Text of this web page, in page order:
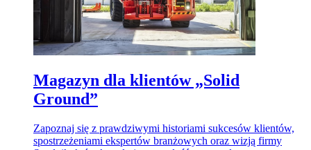
Magazyn dla klientów „Solid
Ground”
Zapoznaj się z prawdziwymi historiami sukcesów klientów,
spostrzeżeniami ekspertów branżowych oraz wizją firmy